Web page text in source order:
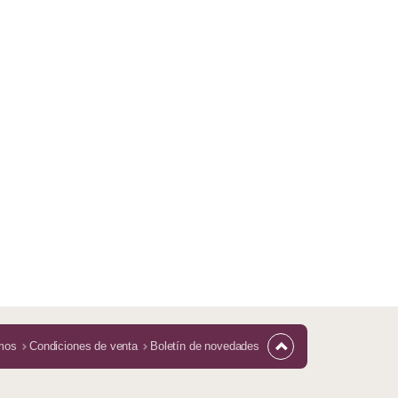
Condiciones de venta Boletín de novedades